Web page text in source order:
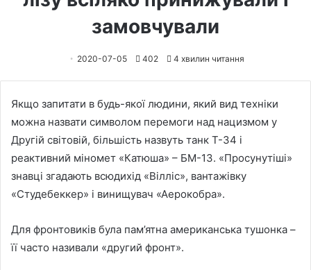
замовчували
2020-07-05 402 4 хвилин читання
Якщо запитати в будь-якої людини, який вид техніки
можна назвати символом перемоги над нацизмом у
Другій світовій, більшість назвуть танк Т-34 і
реактивний міномет «Катюша» – БМ-13. «Просунутіші»
знавці згадають всюдихід «Вілліс», вантажівку
«Студебеккер» і винищувач «Аерокобра».
Для фронтовиків була пам’ятна американська тушонка –
її часто називали «другий фронт».